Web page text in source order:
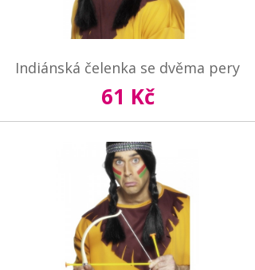
Indiánská čelenka se dvěma pery
61 Kč